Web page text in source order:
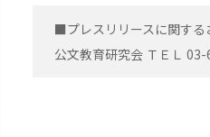
■プレスリリースに関する
公文教育研究会 ＴＥＬ